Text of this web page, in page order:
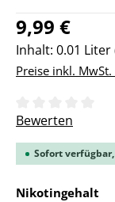
Regulärer Preis:
9,99 €
Inhalt: 0.01 Liter
Preise inkl.
Bewerten
Sofort
Nikotingehalt